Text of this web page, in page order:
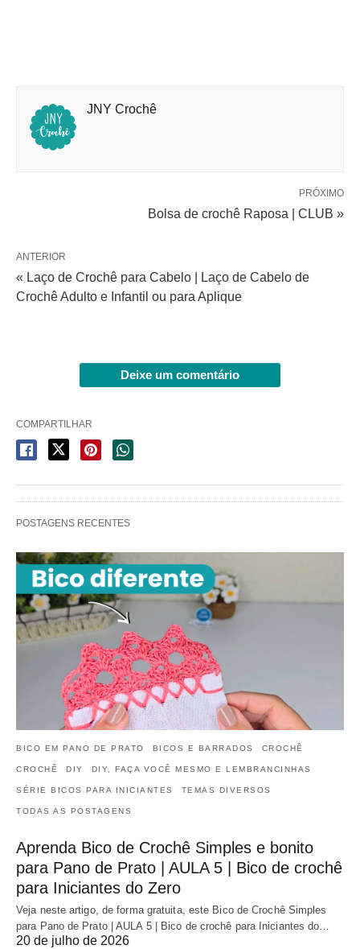
JNY Crochê
PRÓXIMO
Bolsa de crochê Raposa | CLUB »
ANTERIOR
« Laço de Crochê para Cabelo | Laço de Cabelo de
Crochê Adulto e Infantil ou para Aplique
Deixe um comentário
COMPARTILHAR
POSTAGENS RECENTES
BICO EM PANO DE PRATO BICOS E BARRADOS CROCHÊ
CROCHÊ DIY DIY, FAÇA VOCÊ MESMO E LEMBRANCINHAS
SÉRIE BICOS PARA INICIANTES TEMAS DIVERSOS
TODAS AS POSTAGENS
Aprenda Bico de Crochê Simples e bonito
para Pano de Prato | AULA 5 | Bico de crochê
para Iniciantes do Zero
Veja neste artigo, de forma gratuita, este Bico de Crochê Simples
para Pano de Prato | AULA 5 | Bico de crochê para Iniciantes do…
20 de julho de 2026